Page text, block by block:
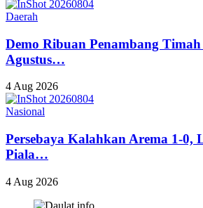
Daerah
Demo Ribuan Penambang
Agustus…
4 Aug 2026
Nasional
Persebaya Kalahkan Arema 1-0,
Piala…
4 Aug 2026